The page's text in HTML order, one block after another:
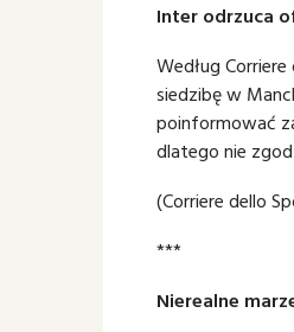
Inter odrzuca
Według
siedzibę w
poinformować
dlatego nie
(Corriere dello
***
Nierealne